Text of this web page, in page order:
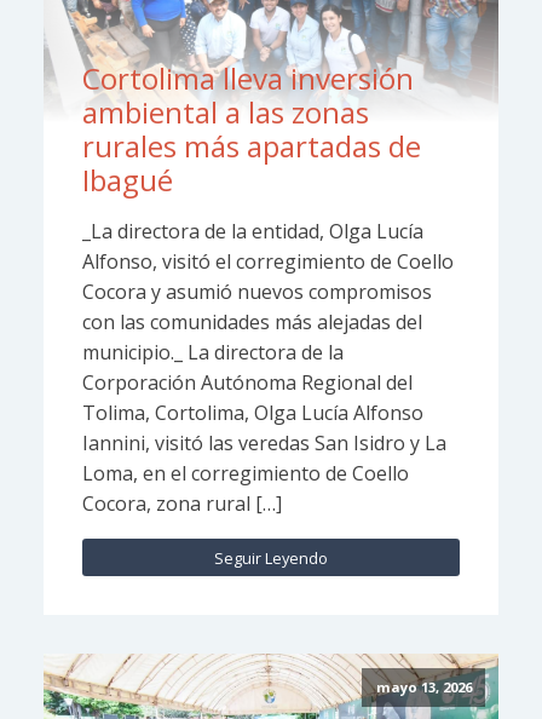
Cortolima lleva inversión
ambiental a las zonas
rurales más apartadas de
Ibagué
_La directora de la entidad, Olga Lucía
Alfonso, visitó el corregimiento de Coello
Cocora y asumió nuevos compromisos
con las comunidades más alejadas del
municipio._ La directora de la
Corporación Autónoma Regional del
Tolima, Cortolima, Olga Lucía Alfonso
Iannini, visitó las veredas San Isidro y La
Loma, en el corregimiento de Coello
Cocora, zona rural […]
Seguir Leyendo
mayo 13, 2026